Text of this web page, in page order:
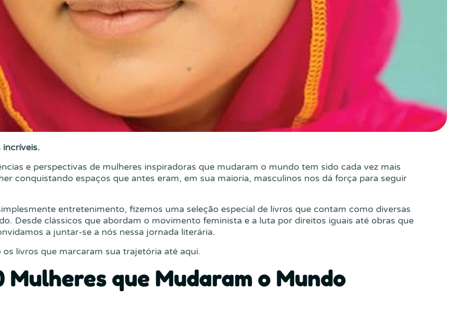
incríveis.
e perspectivas de mulheres inspiradoras que mudaram o mundo tem sido cada vez mais
conquistando espaços que antes eram, em sua maioria, masculinos nos dá força para seguir
entretenimento, fizemos uma seleção especial de livros que contam como diversas
Desde clássicos que abordam o movimento feminista e a luta por direitos iguais até obras que
a juntar-se a nós nessa jornada literária.
livros que marcaram sua trajetória até aqui.
Mulheres que Mudaram o Mundo